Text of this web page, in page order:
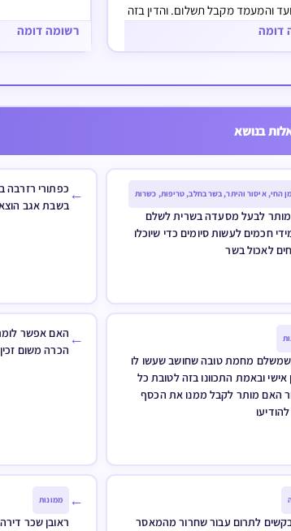
והמעמד מקבל תשלום. והדין בזה
גדרים וצדדים ופרטים שלא
היטב כל הצורך בדברי הפוסקים
דומה
כהנים.} תשובה
רשומה דומה
בנושא
החי, איסור והיתר, בשר בחלב, טריפות, כשרות
לבעל מסעדה בשרית לשלם
חכמים לעשות סיומים כדי שיוכלו
לאכול בשר
← כפתורי רזרבה
בשבת אגב
מחמת טובה שחושב שעשו לו
אישי ובאמת התכוונו בזה לטובת כל
האם מותר לקבל ממנו את הכסף
← האם אפשר לומר
הכרה משום
לתרום עבור שחרור מהמאסר
← ממונות
ראובן שכר